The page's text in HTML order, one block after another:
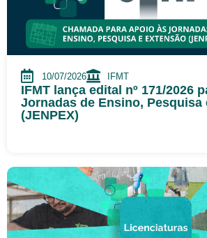
10/07/2026 IFMT
IFMT lança edital nº 171/2026
Jornadas de Ensino, Pesquisa
(JENPEX)